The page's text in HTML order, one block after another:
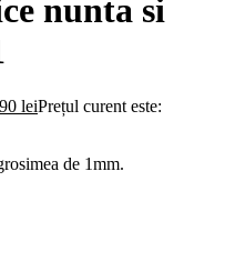
nunta si
leiPrețul curent este:
de 1mm.